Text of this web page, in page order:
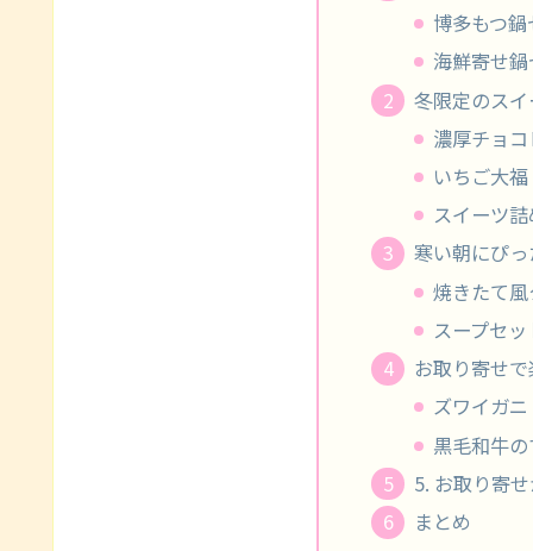
博多もつ鍋
海鮮寄せ
冬限定のスイ
濃厚チョ
いちご大福
スイーツ
寒い朝にぴ
焼きたて
スープセッ
お取り寄せ
ズワイガニ
黒毛和牛
5. お取り寄
まとめ